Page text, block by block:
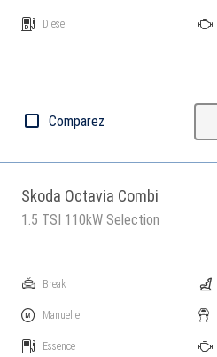
Diesel
Comparez
Skoda Octavia Combi
1.5 TSI 110kW Selection
Break
Manuelle
Essence